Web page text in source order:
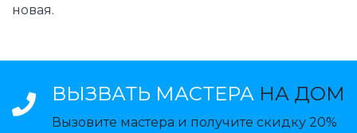
новая.
ВЫЗВАТЬ МАСТЕРА НА ДОМ
Вызовите мастера и получите скидку 20%